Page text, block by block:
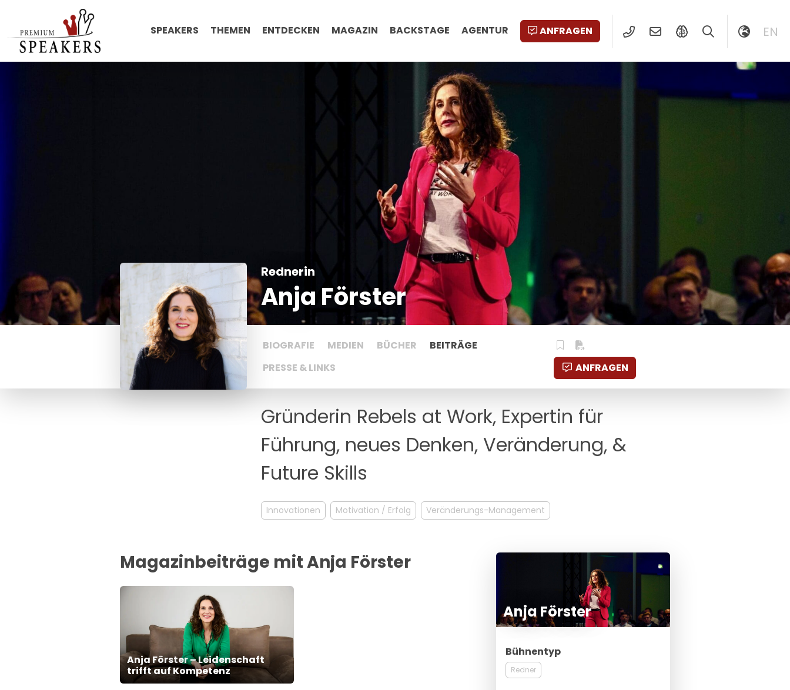
SPEAKERS THEMEN ENTDECKEN MAGAZIN BACKSTAGE AGENTUR ANFRAGEN EN
Rednerin
Anja Förster
BIOGRAFIE MEDIEN BÜCHER
BEITRÄGE
PRESSE & LINKS
ANFRAGEN
Gründerin Rebels at Work, Expertin für
Führung, neues Denken, Veränderung, &
Future Skills
Innovationen Motivation / Erfolg Veränderungs-Management
Magazinbeiträge mit Anja Förster
Anja Förster – Leidenschaft
trifft auf Kompetenz
Anja Förster
Bühnentyp
Redner